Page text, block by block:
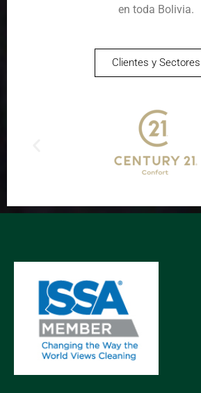
en toda Bolivia.
Clientes y Sectores